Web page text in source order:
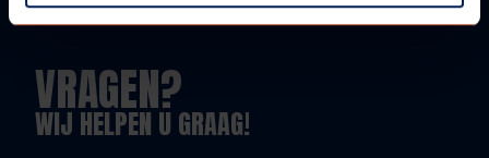
VRAGEN?
WIJ HELPEN U GRAAG!